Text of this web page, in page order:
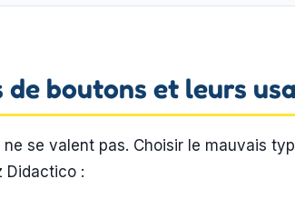
de boutons et leurs
ne se valent pas. Choisir le mauvais
Didactico :